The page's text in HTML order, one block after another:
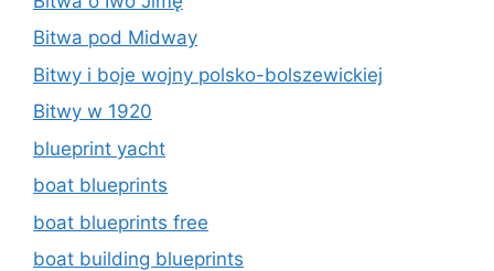
Bitwa pod Midway
Bitwy i boje wojny polsko-bolszewickiej
Bitwy w 1920
blueprint yacht
boat blueprints
boat blueprints free
boat building blueprints